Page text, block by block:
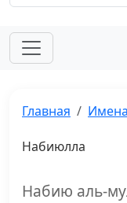
Главная Имена
Набиюлла
Набию аль-